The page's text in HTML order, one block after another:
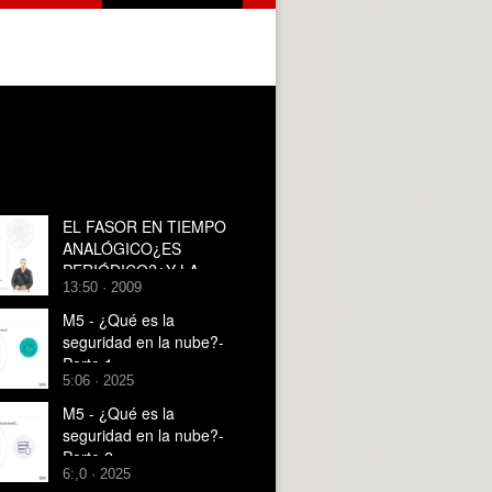
EL FASOR EN TIEMPO
ANALÓGICO¿ES
PERIÓDICO?¿Y LA
SUMA DE FASORES, LO
ES?
13:50 · 2009
M5 - ¿Qué es la
seguridad en la nube?-
Parte 1
5:06 · 2025
M5 - ¿Qué es la
seguridad en la nube?-
Parte 2
6:,0 · 2025